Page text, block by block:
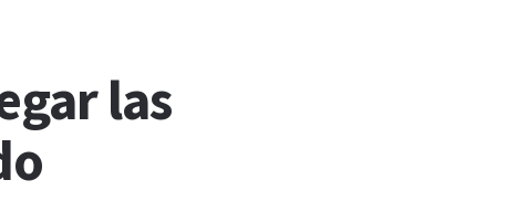
las